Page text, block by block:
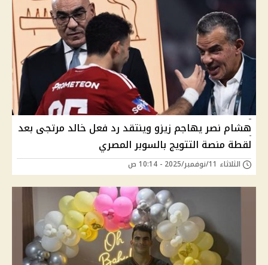
هشام نصر يهاجم زيزو وينتقد رد فعل خالد مرتجى بعد
لقطة منصة التتويج بالسوبر المصري
الثلاثاء 11/نوفمبر/2025 - 10:14 ص